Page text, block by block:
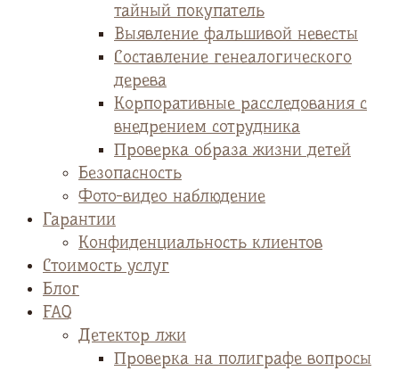
тайный покупатель
Выявление фальшивой невесты
Cоставление генеалогического
дерева
Корпоративные расследования с
внедрением сотрудника
Проверка образа жизни детей
Безопасность
Фото-видео наблюдение
Гарантии
Конфиденциальность клиентов
Стоимость услуг
Блог
FAQ
Детектор лжи
Проверка на полиграфе вопросы